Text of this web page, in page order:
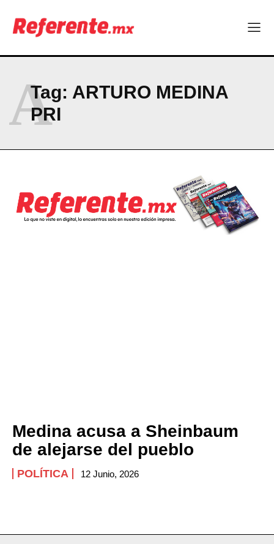
Company
CONTACT
PRIVACY POLICY
Tag: ARTURO MEDINA
PRI
A
Medina acusa a Sheinbaum
de alejarse del pueblo
POLÍTICA 12 Junio, 2026